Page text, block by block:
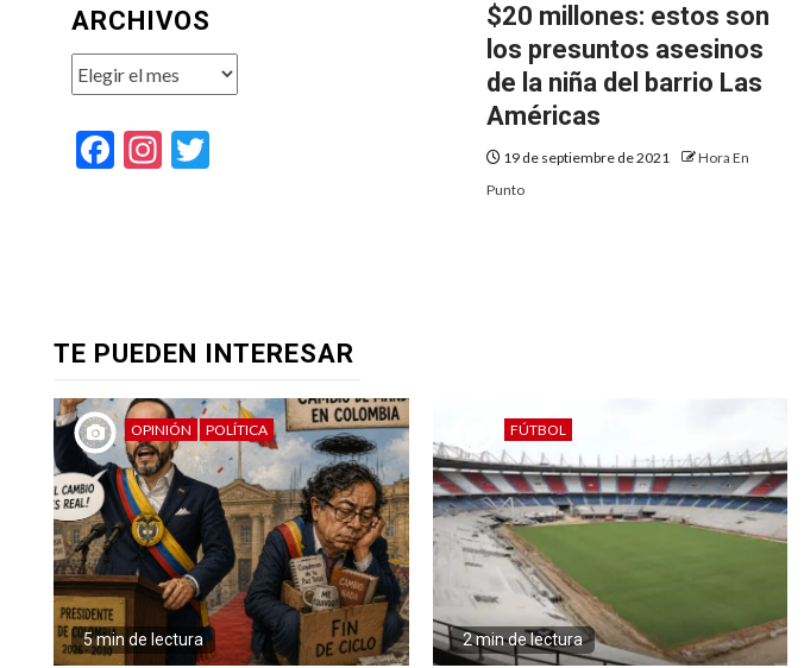
$20 millones: estos son
los presuntos asesinos
de la niña del barrio Las
Américas
19 de septiembre de 2021
Hora En
Punto
ARCHIVOS
Archivos
Facebook
Instagram
TE PUEDEN INTERESAR
OPINIÓN POLÍTICA
5 min de lectura
FÚTBOL
2 min de lectura